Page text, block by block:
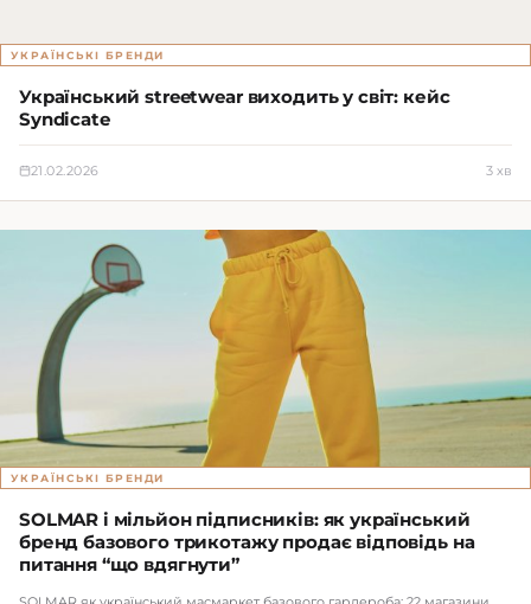
УКРАЇНСЬКІ БРЕНДИ
Український streetwear виходить у світ: кейс
Syndicate
21.02.2026 3 хв
УКРАЇНСЬКІ БРЕНДИ
SOLMAR і мільйон підписників: як український
бренд базового трикотажу продає відповідь на
питання “що вдягнути”